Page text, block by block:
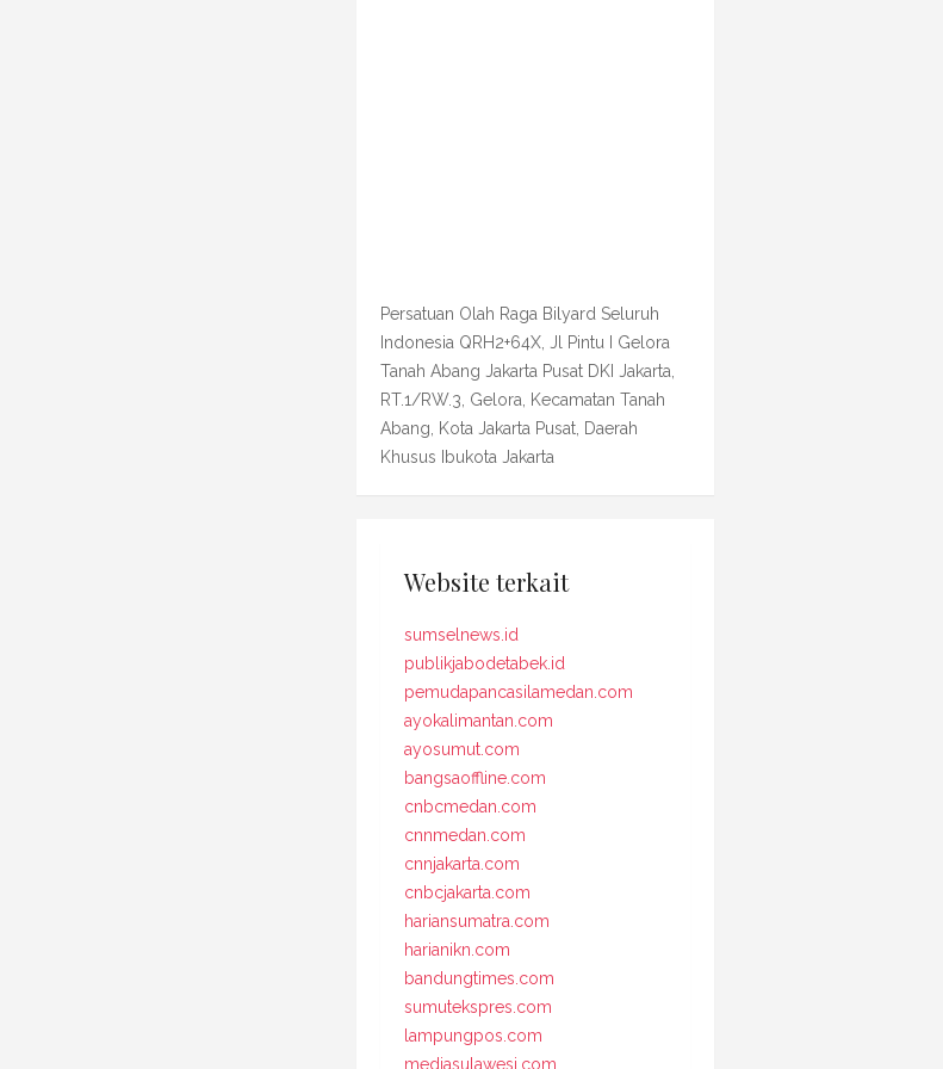
Persatuan Olah Raga Bilyard Seluruh
Indonesia QRH2+64X, Jl Pintu I Gelora
Tanah Abang Jakarta Pusat DKI Jakarta,
RT.1/RW.3, Gelora, Kecamatan Tanah
Abang, Kota Jakarta Pusat, Daerah
Khusus Ibukota Jakarta
Website terkait
sumselnews.id
publikjabodetabek.id
pemudapancasilamedan.com
ayokalimantan.com
ayosumut.com
bangsaoffline.com
cnbcmedan.com
cnnmedan.com
cnnjakarta.com
cnbcjakarta.com
hariansumatra.com
harianikn.com
bandungtimes.com
sumutekspres.com
lampungpos.com
mediasulawesi.com